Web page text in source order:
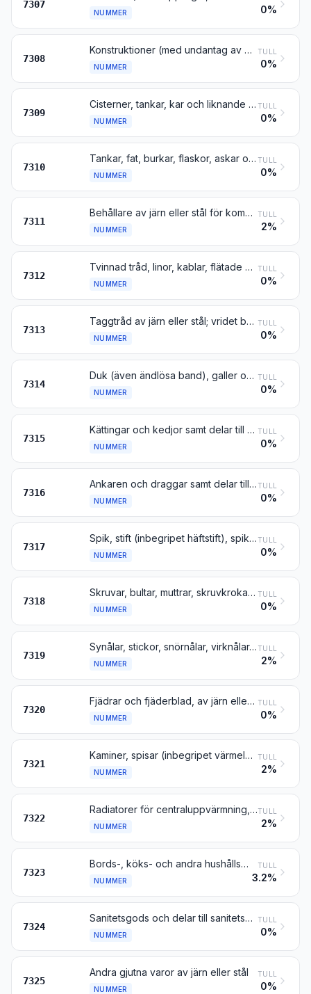
7307
NUMMER 0%
7308
Konstruktioner (med undantag av monterade eller monteringsfärdiga byggnader enligt nr 9406) och delar till konstruktioner (t.ex. broar, brosektioner, slussportar, torn, fackverksmaster, tak, fackverk till tak, dörrar, fönster, dörr- och fönsterkarmar, dörrtrösklar, fönsterluckor, räcken och pelare), av järn eller stål; plåt, stång, profiler, rör o.d. av järn eller stål, bearbetade för användning i konstruktioner
NUMMER
TULL
0%
7309
Cisterner, tankar, kar och liknande behållare av järn eller stål, för alla slags ämnen (andra än komprimerad eller till vätska förtätad gas), med en rymd av mer än 300 l, även med inre beklädnad eller värmeisolerade men inte försedda med maskinell utrustning eller utrustning för uppvärmning eller avkylning
NUMMER
TULL
0%
7310
Tankar, fat, burkar, flaskor, askar och liknande behållare av järn eller stål, för alla slags ämnen (andra än komprimerad eller till vätska förtätad gas), med en rymd av högst 300 l, även med inre beklädnad eller värmeisolerade men inte försedda med maskinell utrustning eller utrustning för uppvärmning eller avkylning
NUMMER
TULL
0%
7311
Behållare av järn eller stål för komprimerad eller till vätska förtätad gas
NUMMER
TULL
2%
7312
Tvinnad tråd, linor, kablar, flätade band, sling o.d., av järn eller stål, utan elektrisk isolering
NUMMER
TULL
0%
7313
Taggtråd av järn eller stål; vridet band eller vriden enkel flat tråd, med eller utan taggar, samt löst tvinnad dubbel tråd, av sådana slag som används till stängsel, av järn eller stål
NUMMER
TULL
0%
7314
Duk (även ändlösa band), galler och nät (inbegripet stängselnät), av järn- eller ståltråd; klippnät av järn eller stål
NUMMER
TULL
0%
7315
Kättingar och kedjor samt delar till dessa varor, av järn eller stål
NUMMER
TULL
0%
7316
Ankaren och draggar samt delar till dessa varor, av järn eller stål
NUMMER
TULL
0%
7317
Spik, stift (inbegripet häftstift), spikbleck, märlor och liknande artiklar, av järn eller stål, även med huvud av annat material, dock inte sådana med huvud av koppar
NUMMER
TULL
0%
7318
Skruvar, bultar, muttrar, skruvkrokar, nitar, kilar, sprintar, saxsprintar, underläggsbrickor (inbegripet fjäderbrickor) och liknande artiklar, av järn eller stål
NUMMER
TULL
0%
7319
Synålar, stickor, snörnålar, virknålar, broderprylar och liknande artiklar, för handarbete, av järn eller stål; knappnålar, säkerhetsnålar, och liknande artiklar av järn eller stål, inte nämnda eller inbegripna någon annanstans
NUMMER
TULL
2%
7320
Fjädrar och fjäderblad, av järn eller stål
NUMMER
TULL
0%
7321
Kaminer, spisar (inbegripet värmeledningsspisar), grillar, glödpannor, gaskök, tallriksvärmare och liknande icke elektriska artiklar för hushållsbruk samt delar till sådana artiklar, av järn eller stål
NUMMER
TULL
2%
7322
Radiatorer för centraluppvärmning, inte försedda med elektrisk uppvärmningsanordning, och delar till sådana radiatorer, av järn eller stål; luftvärmare och varmluftsfördelare (inbegripet apparater som även kan fördela sval eller konditionerad luft), inte försedda med elektrisk uppvärmningsanordning men utrustade med motordriven fläkt eller blåsmaskin, samt delar till sådana apparater, av järn eller stål
NUMMER
TULL
2%
7323
Bords-, köks- och andra hushållsartiklar samt delar till sådana artiklar, av järn eller stål; stålull; diskbollar, putsvantar o.d., av järn eller stål
NUMMER
TULL
3.2%
7324
Sanitetsgods och delar till sanitetsgods, av järn eller stål
NUMMER
TULL
0%
7325
Andra gjutna varor av järn eller stål
NUMMER
TULL
0%